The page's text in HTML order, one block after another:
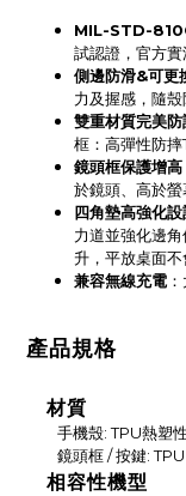
MIL-STD-
試認證，官方實
側邊防滑&可更
力及握感，隨殼
雙重材質完美防
框：高彈性防摔
鏡頭框保護增高
於鏡頭、高於螢
四角墊高強化設
力道並強化邊角
升 ，平放桌面不
兼容無線充電 ：
產品規格
材質
手機殼: TPU熱塑性
鏡頭框 / 按鍵: TPU
相容性機型